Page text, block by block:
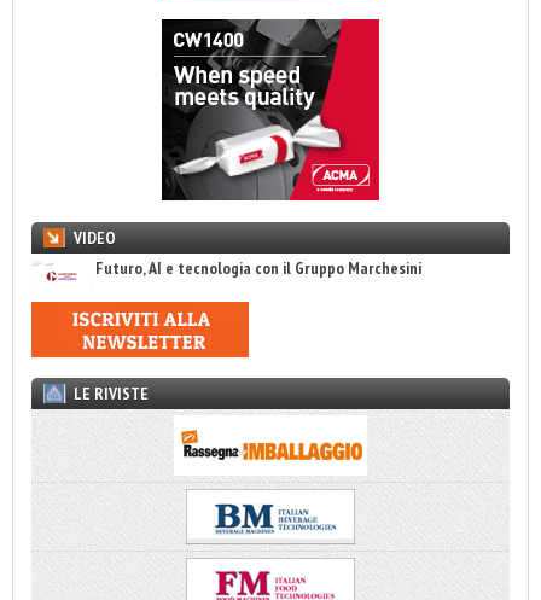
VIDEO
Futuro, AI e tecnologia con il Gruppo Marchesini
LE RIVISTE